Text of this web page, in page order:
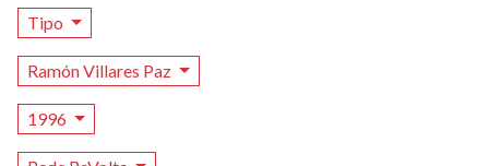
Tipo
Ramón Villares Paz
1996